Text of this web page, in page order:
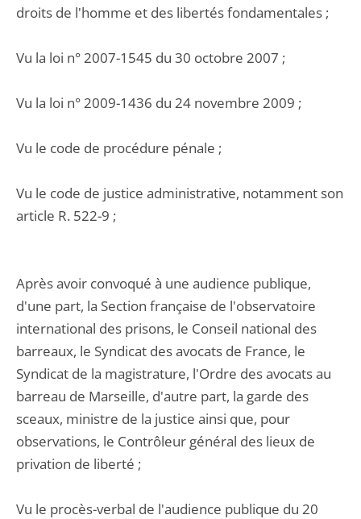
droits de l'homme et des libertés fondamentales ;
Vu la loi n° 2007-1545 du 30 octobre 2007 ;
Vu la loi n° 2009-1436 du 24 novembre 2009 ;
Vu le code de procédure pénale ;
Vu le code de justice administrative, notamment son
article R. 522-9 ;
Après avoir convoqué à une audience publique,
d'une part, la Section française de l'observatoire
international des prisons, le Conseil national des
barreaux, le Syndicat des avocats de France, le
Syndicat de la magistrature, l'Ordre des avocats au
barreau de Marseille, d'autre part, la garde des
sceaux, ministre de la justice ainsi que, pour
observations, le Contrôleur général des lieux de
privation de liberté ;
Vu le procès-verbal de l'audience publique du 20